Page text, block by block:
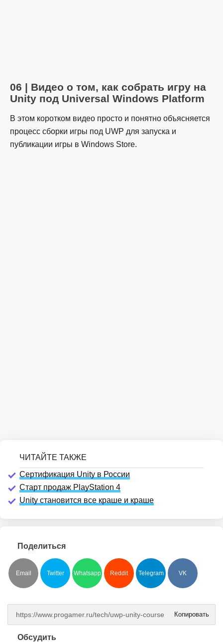
06 | Видео о том, как собрать игру на
Unity под Universal Windows Platform
В этом коротком видео просто и понятно объясняется
процесс сборки игры под UWP для запуска и
публикации игры в Windows Store.
Сертификация Unity в России
Старт продаж PlayStation 4
Unity становится все краше и краше
Поделиться
Email Twitter Whatsapp Reddit Telegram VK
Копировать
Обсудить